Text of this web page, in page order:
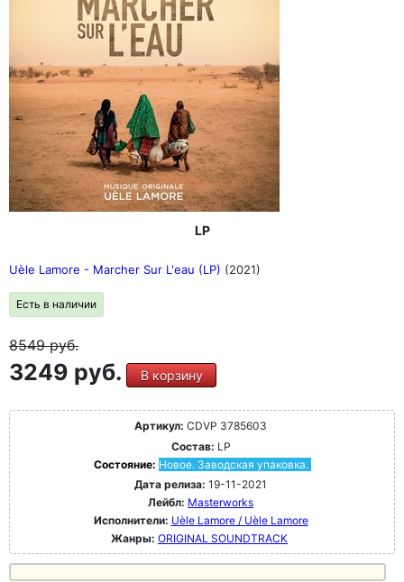
LP
Uèle Lamore - Marcher Sur L'eau (LP) (2021)
Есть в наличии
8549руб.
3249 руб. В корзину
Артикул: CDVP 3785603
Состав: LP
Состояние: Новое. Заводская упаковка.
Дата релиза: 19-11-2021
Лейбл: Masterworks
Исполнители: Uèle Lamore / Uèle Lamore
Жанры: ORIGINAL SOUNDTRACK